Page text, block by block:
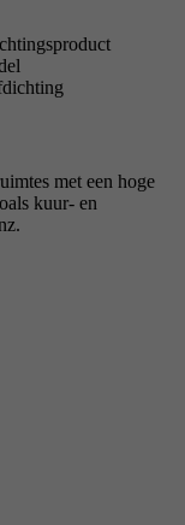
met een hoge
kuur- en